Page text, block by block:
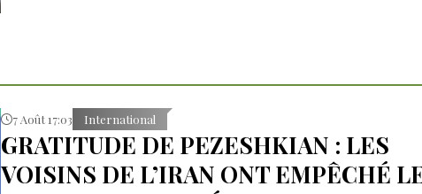
7 Août 17:03 International
GRATITUDE DE PEZESHKIAN : LES
VOISINS DE L’IRAN ONT EMPÊCHÉ